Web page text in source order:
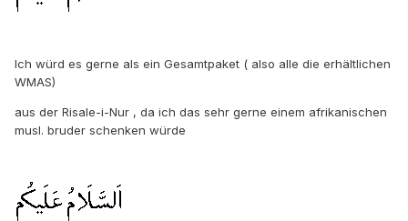
Ich würd es gerne als ein Gesamtpaket ( also alle die erhältlichen
WMAS)
aus der Risale-i-Nur , da ich das sehr gerne einem afrikanischen
musl. bruder schenken würde